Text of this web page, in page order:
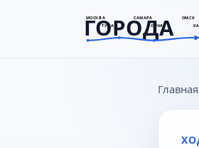
МОСКВА САМАРА ОМСК
ТУЛА СОЧИ
ГОРОДА
goroda-na.ru
Главная